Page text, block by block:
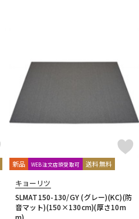
新品 WEB注文店頭受取可 送料無料
キョーリツ
SLMAT150-130/GY (グレー)(KC)(防
音マット)(150×130cm)(厚さ10m